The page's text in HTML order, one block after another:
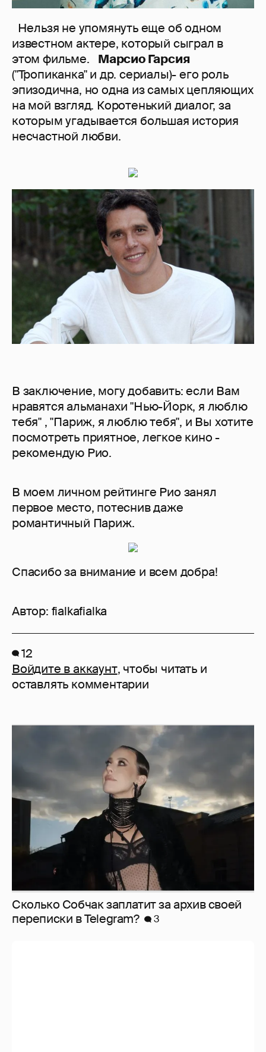
Нельзя не упомянуть еще об одном
известном актере, который сыграл в
этом фильме. Марсио Гарсия
("Тропиканка" и др. сериалы)- его роль
эпизодична, но одна из самых цепляющих
на мой взгляд. Коротенький диалог, за
которым угадывается большая история
несчастной любви.
В заключение, могу добавить: если Вам
нравятся альманахи "Нью-Йорк, я люблю
тебя" , "Париж, я люблю тебя", и Вы хотите
посмотреть приятное, легкое кино -
рекомендую Рио.
В моем личном рейтинге Рио занял
первое место, потеснив даже
романтичный Париж.
Спасибо за внимание и всем добра!
Автор: fialkafialka
12
Войдите в аккаунт, чтобы читать и
оставлять комментарии
Сколько Собчак заплатит за архив своей
перeписки в Telegram?
3